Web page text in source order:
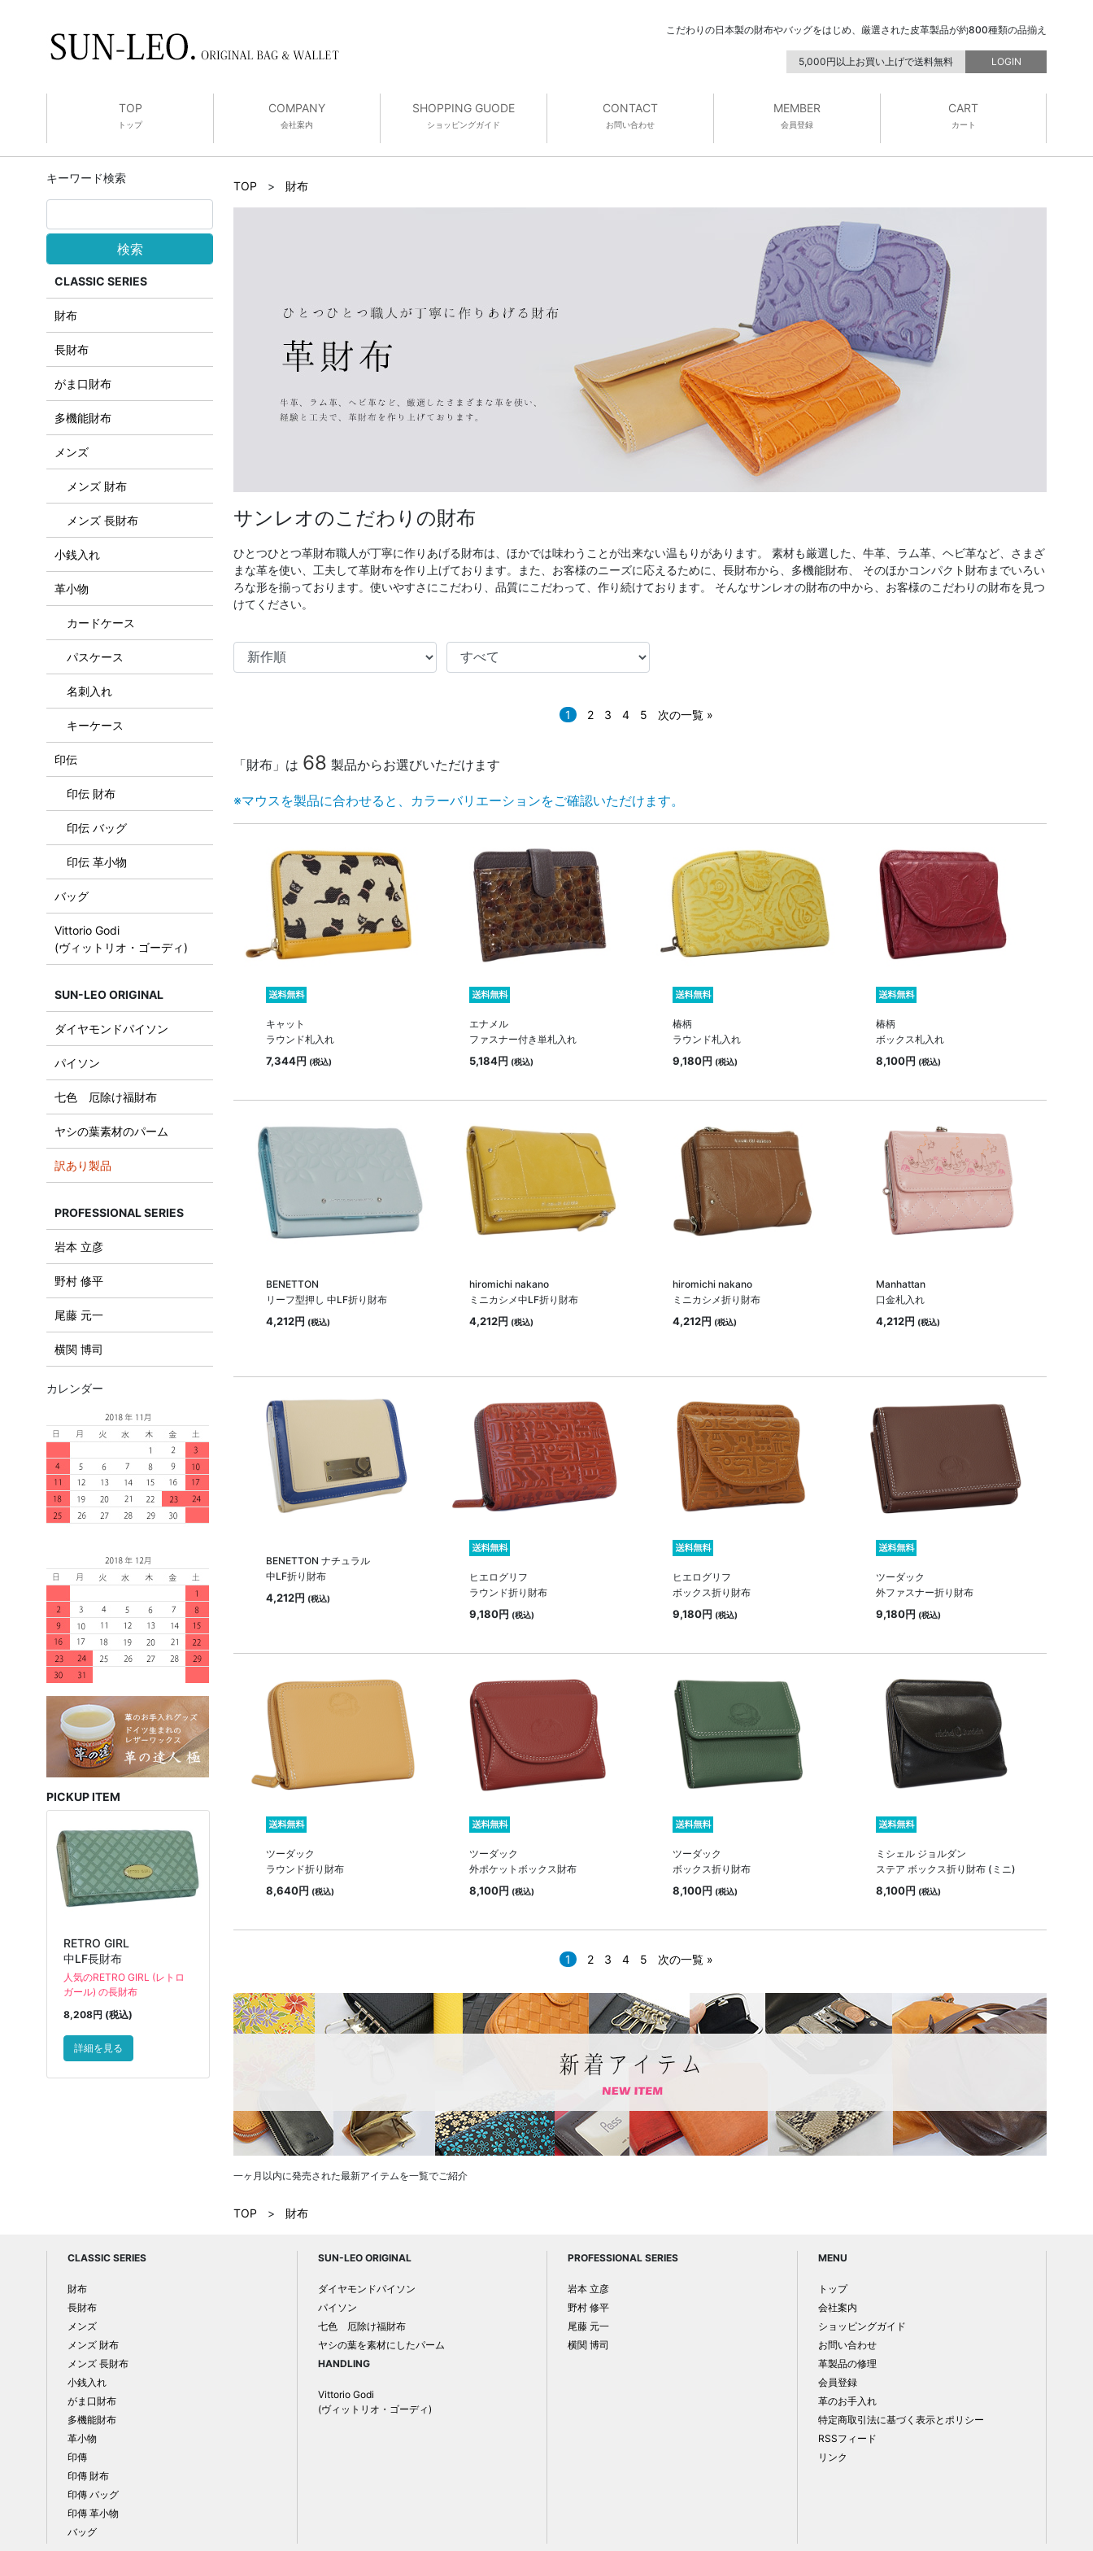
こだわりの日本製の財布やバッグをはじめ、厳選された皮革製品が約800種類の品揃え
5,000円以上お買い上げで送料無料 LOGIN
TOP
トップ
COMPANY
会社案内
SHOPPING GUODE
ショッピングガイド
CONTACT
お問い合わせ
MEMBER
会員登録
CART
カート
キーワード検索
検索
CLASSIC SERIES
財布
長財布
がま口財布
多機能財布
メンズ
メンズ 財布
メンズ 長財布
小銭入れ
革小物
カードケース
パスケース
名刺入れ
キーケース
印伝
印伝 財布
印伝 バッグ
印伝 革小物
バッグ
Vittorio Godi
(ヴィットリオ・ゴーディ)
SUN-LEO ORIGINAL
ダイヤモンドパイソン
パイソン
七色 厄除け福財布
ヤシの葉素材のパーム
訳あり製品
PROFESSIONAL SERIES
岩本 立彦
野村 修平
尾藤 元一
横関 博司
カレンダー
PICKUP ITEM
RETRO GIRL
中LF長財布
人気のRETRO GIRL (レトロ
ガール) の長財布
8,208円 (税込)
詳細を見る
TOP > 財布
サンレオのこだわりの財布
ひとつひとつ革財布職人が丁寧に作りあげる財布は、ほかでは味わうことが出来ない温もりがあります。 素材も厳選した、牛革、ラム革、ヘビ革など、さまざ
まな革を使い、工夫して革財布を作り上げております。また、お客様のニーズに応えるために、長財布から、多機能財布、 そのほかコンパクト財布までいろい
ろな形を揃っております。使いやすさにこだわり、品質にこだわって、作り続けております。 そんなサンレオの財布の中から、お客様のこだわりの財布を見つ
けてください。
1 2 3 4 5 次の一覧 »
「財布」は 68 製品からお選びいただけます
※マウスを製品に合わせると、カラーバリエーションをご確認いただけます。
キャット
ラウンド札入れ
7,344円 (税込)
エナメル
ファスナー付き単札入れ
5,184円 (税込)
椿柄
ラウンド札入れ
9,180円 (税込)
椿柄
ボックス札入れ
8,100円 (税込)
BENETTON
リーフ型押し 中LF折り財布
4,212円 (税込)
hiromichi nakano
ミニカシメ中LF折り財布
4,212円 (税込)
hiromichi nakano
ミニカシメ折り財布
4,212円 (税込)
Manhattan
口金札入れ
4,212円 (税込)
BENETTON ナチュラル
中LF折り財布
4,212円 (税込)
ヒエログリフ
ラウンド折り財布
9,180円 (税込)
ヒエログリフ
ボックス折り財布
9,180円 (税込)
ツーダック
外ファスナー折り財布
9,180円 (税込)
ツーダック
ラウンド折り財布
8,640円 (税込)
ツーダック
外ポケットボックス財布
8,100円 (税込)
ツーダック
ボックス折り財布
8,100円 (税込)
ミシェル ジョルダン
ステア ボックス折り財布 (ミニ)
8,100円 (税込)
1 2 3 4 5 次の一覧 »
一ヶ月以内に発売された最新アイテムを一覧でご紹介
TOP > 財布
CLASSIC SERIES
財布
長財布
メンズ
メンズ 財布
メンズ 長財布
小銭入れ
がま口財布
多機能財布
革小物
印傳
印傳 財布
印傳 バッグ
印傳 革小物
バッグ
SUN-LEO ORIGINAL
ダイヤモンドパイソン
パイソン
七色 厄除け福財布
ヤシの葉を素材にしたパーム
HANDLING
Vittorio Godi
(ヴィットリオ・ゴーディ)
PROFESSIONAL SERIES
岩本 立彦
野村 修平
尾藤 元一
横関 博司
MENU
トップ
会社案内
ショッピングガイド
お問い合わせ
革製品の修理
会員登録
革のお手入れ
特定商取引法に基づく表示とポリシー
RSSフィード
リンク